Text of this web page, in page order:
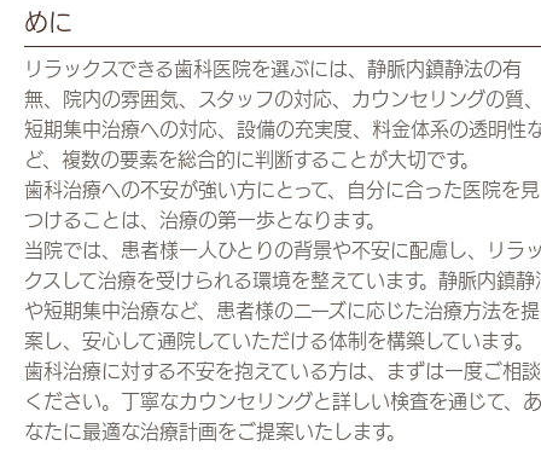
めに
リラックスできる歯科医院を選ぶには、静脈内鎮静法の有
無、院内の雰囲気、スタッフの対応、カウンセリングの質
短期集中治療への対応、設備の充実度、料金体系の透明性
ど、複数の要素を総合的に判断することが大切です。
歯科治療への不安が強い方にとって、自分に合った医院を見
つけることは、治療の第一歩となります。
当院では、患者様一人ひとりの背景や不安に配慮し、リラ
クスして治療を受けられる環境を整えています。静脈内鎮静
や短期集中治療など、患者様のニーズに応じた治療方法を提
案し、安心して通院していただける体制を構築しています。
歯科治療に対する不安を抱えている方は、まずは一度ご相談
ください。丁寧なカウンセリングと詳しい検査を通じて、あ
なたに最適な治療計画をご提案いたします。